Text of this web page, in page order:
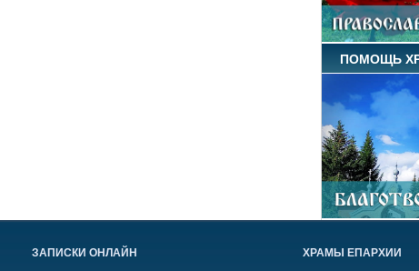
ПОМОЩЬ
ЗАПИСКИ ОНЛАЙН ХРАМЫ ЕПАРХИИ